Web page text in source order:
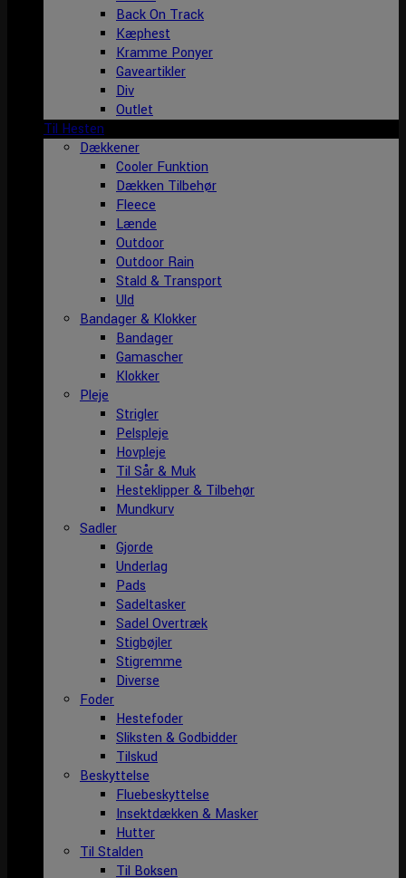
Back On Track
Kæphest
Kramme Ponyer
Gaveartikler
Div
Outlet
Til Hesten
Dækkener
Cooler Funktion
Dækken Tilbehør
Fleece
Lænde
Outdoor
Outdoor Rain
Stald & Transport
Uld
Bandager & Klokker
Bandager
Gamascher
Klokker
Pleje
Strigler
Pelspleje
Hovpleje
Til Sår & Muk
Hesteklipper & Tilbehør
Mundkurv
Sadler
Gjorde
Underlag
Pads
Sadeltasker
Sadel Overtræk
Stigbøjler
Stigremme
Diverse
Foder
Hestefoder
Sliksten & Godbidder
Tilskud
Beskyttelse
Fluebeskyttelse
Insektdækken & Masker
Hutter
Til Stalden
Til Boksen